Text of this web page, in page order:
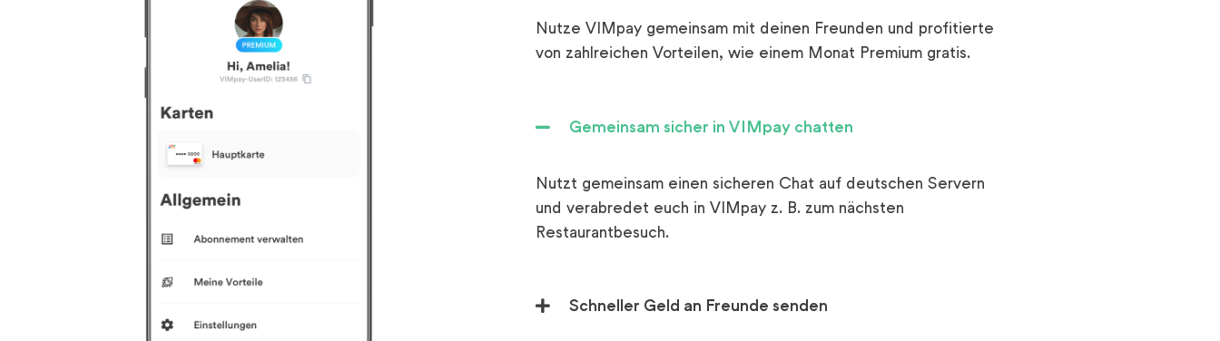
Nutze VIMpay gemeinsam mit deinen Freunden und profitierte
von zahlreichen Vorteilen, wie einem Monat Premium gratis.
Gemeinsam sicher in VIMpay chatten
Nutzt gemeinsam einen sicheren Chat auf deutschen Servern
und verabredet euch in VIMpay z. B. zum nächsten
Restaurantbesuch.
Schneller Geld an Freunde senden